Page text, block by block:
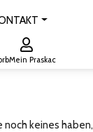
Mein Praskac
noch keines haben,